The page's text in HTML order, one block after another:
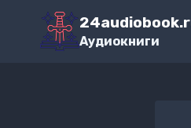
Перейти
содержимомуАудиокниги